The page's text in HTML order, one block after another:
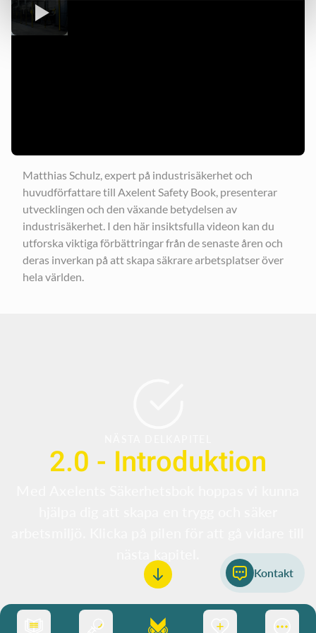
Matthias Schulz, expert på industrisäkerhet och
huvudförfattare till Axelent Safety Book, presenterar
utvecklingen och den växande betydelsen av
industrisäkerhet. I den här insiktsfulla videon kan du
utforska viktiga förbättringar från de senaste åren och
deras inverkan på att skapa säkrare arbetsplatser över
hela världen.
2.0 - Introduktion
Kontakt